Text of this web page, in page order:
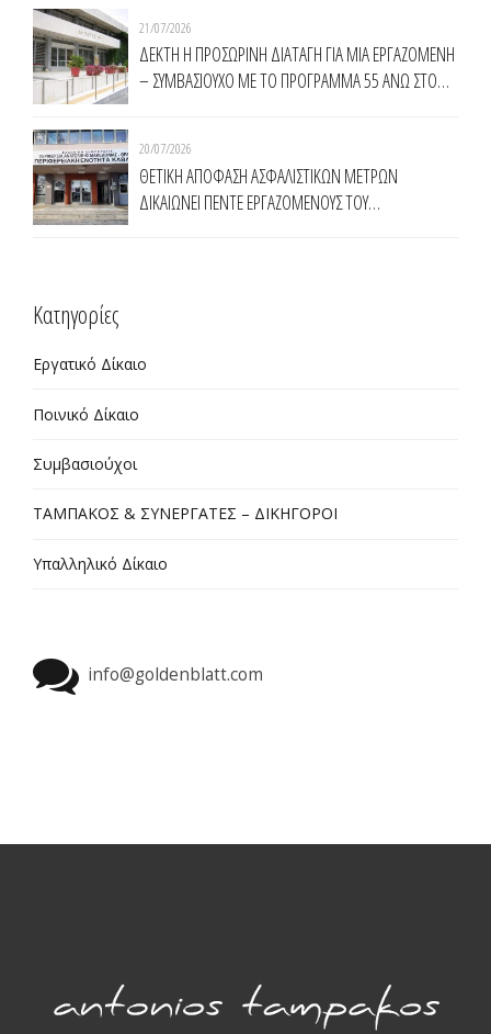
21/07/2026
ΔΕΚΤΗ Η ΠΡΟΣΩΡΙΝΗ ΔΙΑΤΑΓΗ ΓΙΑ ΜΙΑ ΕΡΓΑΖΟΜΕΝΗ
– ΣΥΜΒΑΣΙΟΥΧΟ ΜΕ ΤΟ ΠΡΟΓΡΑΜΜΑ 55 ΑΝΩ ΣΤΟ
20/07/2026
ΘΕΤΙΚΗ ΑΠΟΦΑΣΗ ΑΣΦΑΛΙΣΤΙΚΩΝ ΜΕΤΡΩΝ
ΔΙΚΑΙΩΝΕΙ ΠΕΝΤΕ ΕΡΓΑΖΟΜΕΝΟΥΣ ΤΟΥ
Kατηγορίες
Εργατικό Δίκαιο
Ποινικό Δίκαιο
Συμβασιούχοι
ΤΑΜΠΑΚΟΣ & ΣΥΝΕΡΓΑΤΕΣ – ΔΙΚΗΓΟΡΟΙ
Υπαλληλικό Δίκαιο
info@goldenblatt.com